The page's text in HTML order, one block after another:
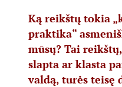
Ką reikštų tokia
praktika“
mūsų? Tai
slapta ar klasta
valdą, turės teisę